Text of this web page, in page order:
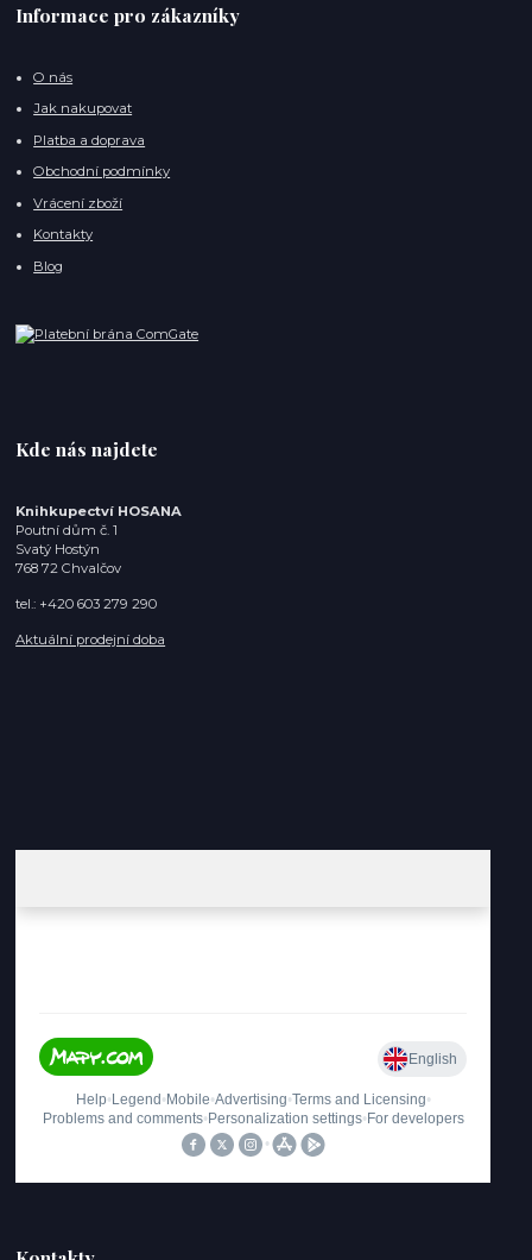
Informace pro zákazníky
O nás
Jak nakupovat
Platba a doprava
Obchodní podmínky
Vrácení zboží
Kontakty
Blog
Kde nás najdete
Knihkupectví HOSANA
Poutní dům č. 1
Svatý Hostýn
768 72 Chvalčov
tel.: +420 603 279 290
Aktuální prodejní doba